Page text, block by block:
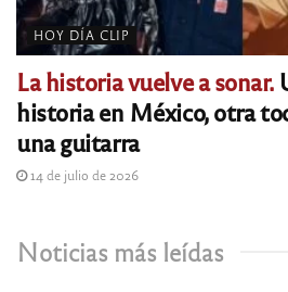
HOY DÍA CLIP
La historia vuelve a sonar.
historia en México, otra
una guitarra
14 de julio de 2026
Noticias más leídas